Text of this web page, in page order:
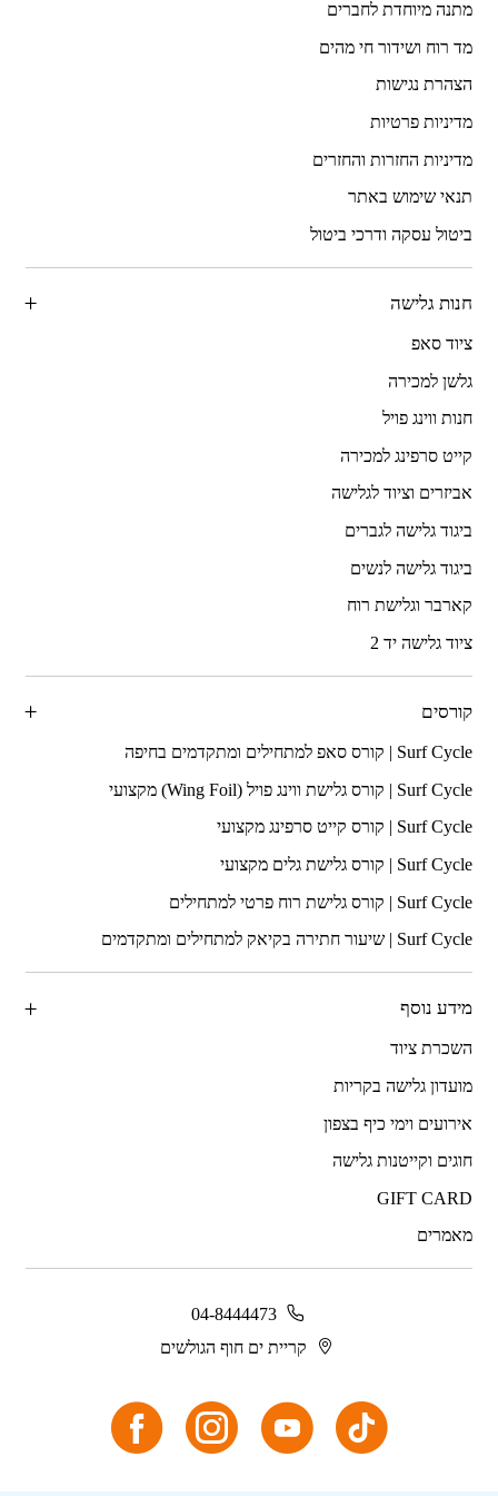
מתנה מיוחדת לחברים
מד רוח ושידור חי מהים
הצהרת נגישות
מדיניות פרטיות
מדיניות החזרות והחזרים
תנאי שימוש באתר
ביטול עסקה ודרכי ביטול
חנות גלישה
ציוד סאפ
גלשן למכירה
חנות ווינג פויל
קייט סרפינג למכירה
אביזרים וציוד לגלישה
ביגוד גלישה לגברים
ביגוד גלישה לנשים
קארבר וגלישת רוח
ציוד גלישה יד 2
קורסים
מידע נוסף
השכרת ציוד
מועדון גלישה בקריות
אירועים וימי כיף בצפון
חוגים וקייטנות גלישה
GIFT CARD
מאמרים
04-8444473
קריית ים חוף הגולשים